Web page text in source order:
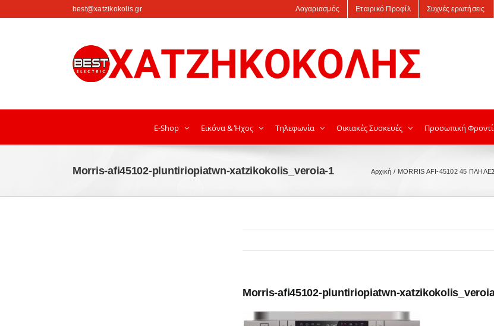
περιεχόμενο
best@xatzikokolis.gr Λογαριασμός Εταιρικό Προφίλ Συχνές ερωτήσεις
E-Shop Εικόνα & Ήχος Τηλεφωνία Οικιακές Συσκευές Προσωπική
Morris-afi45102-pluntiriopiatwn-xatzikokolis_veroia-1 Αρχική MORRIS AFI-45102 45
Morris-afi45102-pluntiriopiatwn-